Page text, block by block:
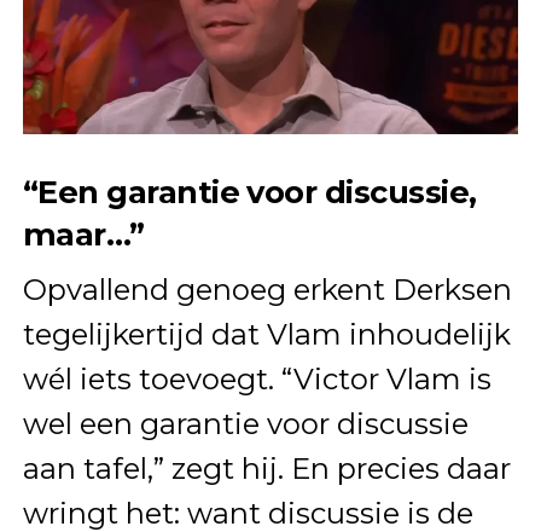
“Een garantie voor discussie,
maar…”
Opvallend genoeg erkent Derksen
tegelijkertijd dat Vlam inhoudelijk
wél iets toevoegt. “Victor Vlam is
wel een garantie voor discussie
aan tafel,” zegt hij. En precies daar
wringt het: want discussie is de